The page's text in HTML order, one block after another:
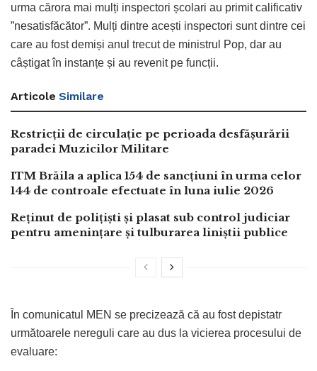
urma cărora mai mulți inspectori școlari au primit calificativ
”nesatisfăcător”. Mulți dintre acești inspectori sunt dintre cei
care au fost demiși anul trecut de ministrul Pop, dar au
câștigat în instanțe și au revenit pe funcții.
Articole Similare
Restricții de circulație pe perioada desfășurării
paradei Muzicilor Militare
ITM Brăila a aplica 154 de sancțiuni în urma celor
144 de controale efectuate în luna iulie 2026
Reținut de polițiști și plasat sub control judiciar
pentru amenințare și tulburarea liniștii publice
În comunicatul MEN se precizează că au fost depistatr
următoarele nereguli care au dus la vicierea procesului de
evaluare: